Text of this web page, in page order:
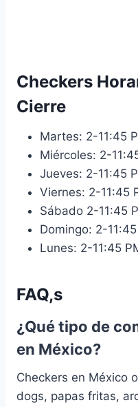
Checkers
Cierre
Martes: 2-11:45
Miércoles: 2-
Jueves: 2-11:45
Viernes: 2-11:45
Sábado 2-11:45
Domingo: 2-
Lunes: 2-11:45
FAQ,s
¿Qué tipo de
en México?
Checkers en México
dogs, papas fritas,